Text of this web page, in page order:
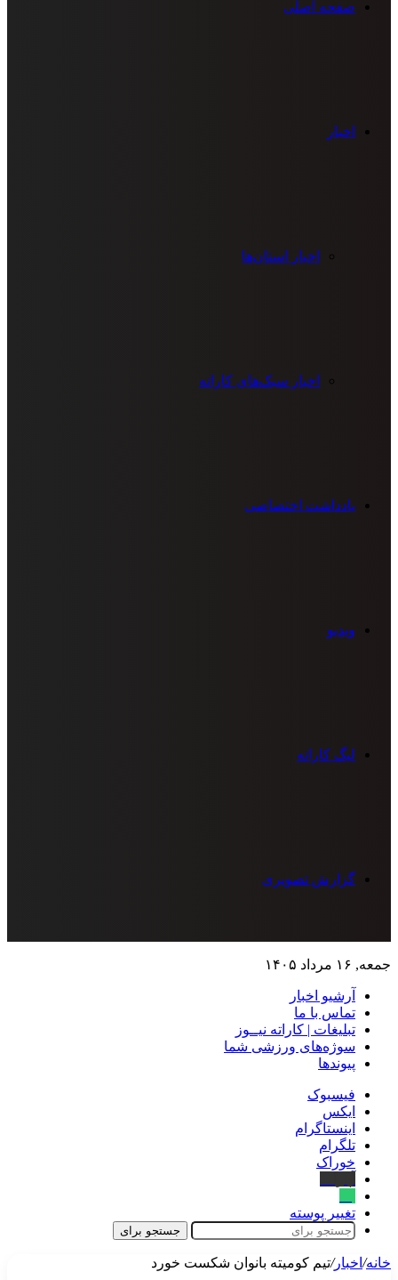
صفحه اصلی
اخبار
اخبار استان‌ها
اخبار سبک‌های کاراته
یادداشت اختصاصی
ویدیو
لیگ کاراته
گزارش تصویری
جمعه, ۱۶ مرداد ۱۴۰۵
آرشیو اخبار
تماس‌ با‌ ما
تبلیغات | کاراته نیــوز
سوژه‌های ورزشی شما
پیوندها
فیسبوک
ایکس
اینستاگرام
تلگرام
خوراک
تغییر پوسته
جستجو برای
خانه/ اخبار/تیم کومیته بانوان شکست خورد